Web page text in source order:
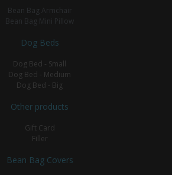
Bean Bag Armchair
Bean Bag Mini Pillow
Dog Beds
Dog Bed - Small
Dog Bed - Medium
Dog Bed - Big
Other products
Gift Card
Filler
Bean Bag Covers